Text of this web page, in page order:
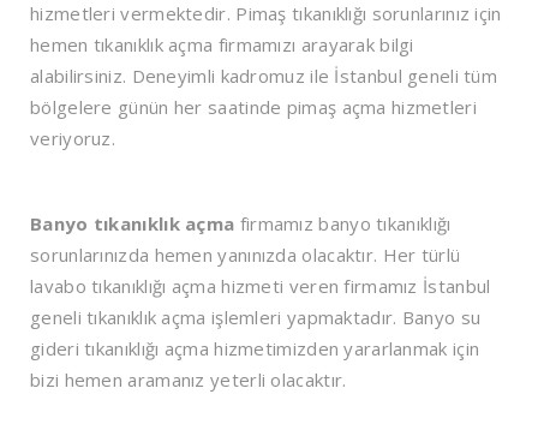
hizmetleri vermektedir. Pimaş tıkanıklığı sorunlarınız için
hemen tıkanıklık açma firmamızı arayarak bilgi
alabilirsiniz. Deneyimli kadromuz ile İstanbul geneli tüm
bölgelere günün her saatinde pimaş açma hizmetleri
veriyoruz.
Banyo tıkanıklık açma firmamız banyo tıkanıklığı
sorunlarınızda hemen yanınızda olacaktır. Her türlü
lavabo tıkanıklığı açma hizmeti veren firmamız İstanbul
geneli tıkanıklık açma işlemleri yapmaktadır. Banyo su
gideri tıkanıklığı açma hizmetimizden yararlanmak için
bizi hemen aramanız yeterli olacaktır.